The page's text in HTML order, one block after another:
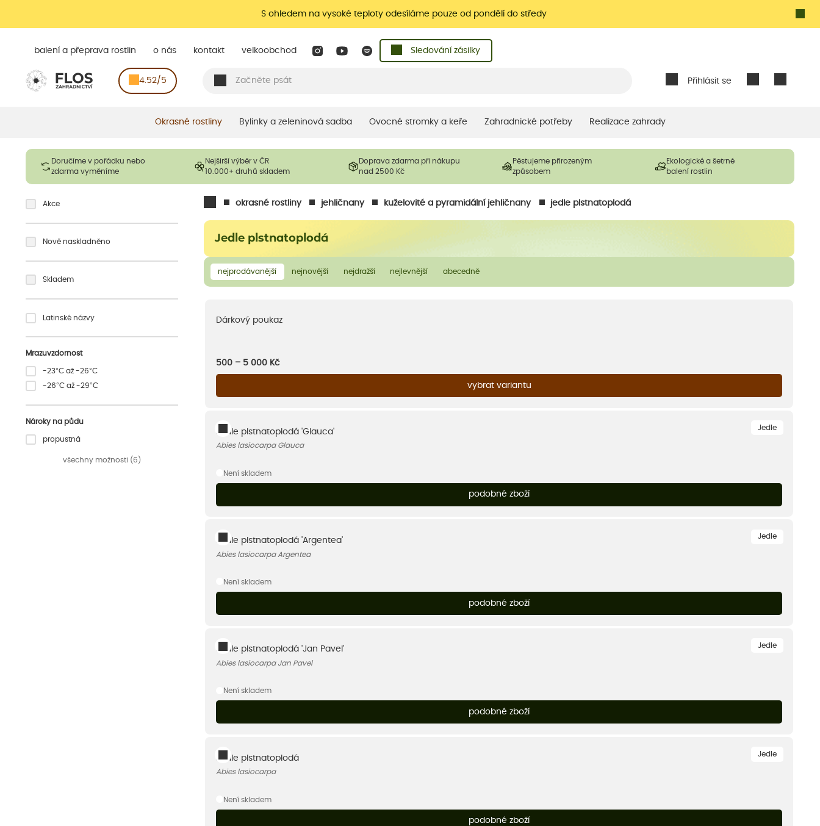
S ohledem na vysoké teploty odesíláme pouze od pondělí do středy
Přihlásit se
balení a přeprava rostlin o nás kontakt velkoobchod Sledování zásilky
4.52/5
Okrasné rostliny Bylinky a zeleninová sadba Ovocné stromky a keře Zahradnické potřeby Realizace zahrady
Doručíme v pořádku nebo
zdarma vyměníme
Nejširší výběr v ČR
10.000+ druhů skladem
Doprava zdarma při nákupu
nad 2500 Kč
Pěstujeme přirozeným
způsobem
Ekologické a šetrné
balení rostlin
okrasné rostliny jehličnany kuželovité a pyramidální jehličnany jedle plstnatoplodá
Jedle plstnatoplodá
nejprodávanější nejnovější nejdražší nejlevnější abecedně
Akce
Nově naskladněno
Skladem
Latinské názvy
Mrazuvzdornost
-23°C až -26°C
-26°C až -29°C
Nároky na půdu
propustná
všechny možnosti (6)
Dárkový poukaz
500 – 5 000 Kč
vybrat variantu
Jedle
Jedle plstnatoplodá 'Glauca'
Abies lasiocarpa Glauca
Není skladem
podobné zboží
Jedle
Jedle plstnatoplodá 'Argentea'
Abies lasiocarpa Argentea
Není skladem
podobné zboží
Jedle
Jedle plstnatoplodá 'Jan Pavel'
Abies lasiocarpa Jan Pavel
Není skladem
podobné zboží
Jedle
Jedle plstnatoplodá
Abies lasiocarpa
Není skladem
podobné zboží